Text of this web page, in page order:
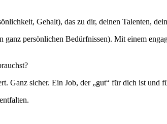
Gehalt), das zu dir, deinen Talenten,
persönlichen Bedürfnissen). Mit einem
Ganz sicher. Ein Job, der „gut“ für dich ist und